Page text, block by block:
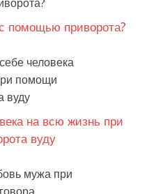
помощью приворота?
на всю жизнь при
вуду